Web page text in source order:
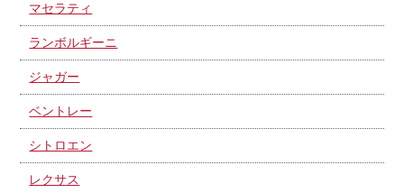
マセラティ
ランボルギーニ
ジャガー
ベントレー
シトロエン
レクサス